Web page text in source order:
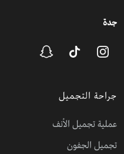
جدة
جراحة التجميل
عملية تجميل الأنف
تجميل الجفون